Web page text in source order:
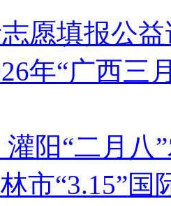
愿填报公
年“广西三
阳“二月八
市“3.15”